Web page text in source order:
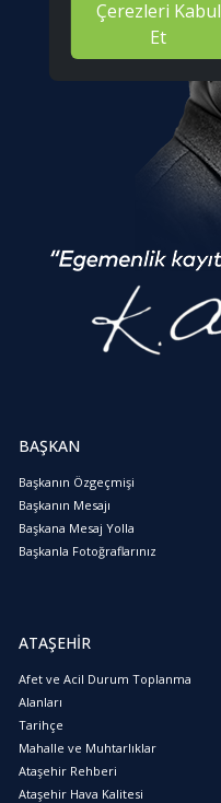
Çerezleri Kabul
Et
BAŞKAN
Başkanın Özgeçmişi
Başkanın Mesajı
Başkana Mesaj Yolla
Başkanla Fotoğraflarınız
ATAŞEHİR
Afet ve Acil Durum Toplanma
Alanları
Tarihçe
Mahalle ve Muhtarlıklar
Ataşehir Rehberi
Ataşehir Hava Kalitesi